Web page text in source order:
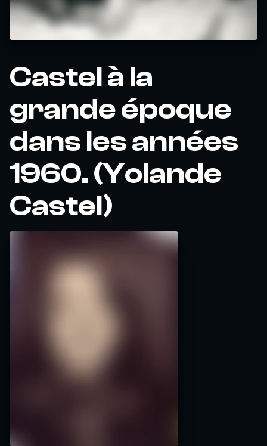
Castel à la
grande époque
dans les années
1960. (Yolande
Castel)